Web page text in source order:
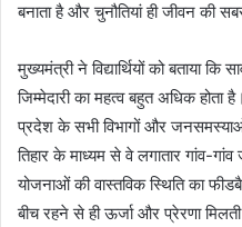
बनाता है और चुनौतियां ही जीवन की
मुख्यमंत्री ने विद्यार्थियों को बताया
जिम्मेदारी का महत्व बहुत अधिक
प्रदेश के सभी विभागों और
तिहार के माध्यम से वे लगातार गांव-
योजनाओं की वास्तविक स्थिति का
बीच रहने से ही ऊर्जा और प्रेरणा